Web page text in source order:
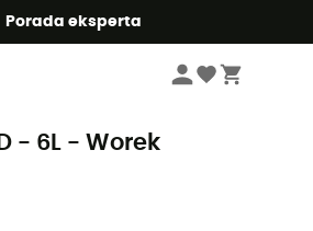
Porada eksperta
- 6L - Worek